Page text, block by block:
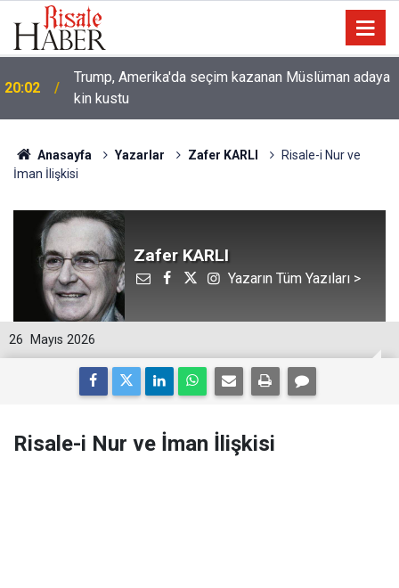
20:02
Trump, Amerika'da seçim kazanan Müslüman adaya
kin kustu
Anasayfa Yazarlar Zafer KARLI
Risale-i Nur ve
İman İlişkisi
Zafer KARLI
Yazarın Tüm Yazıları >
26 Mayıs 2026
Risale-i Nur ve İman İlişkisi